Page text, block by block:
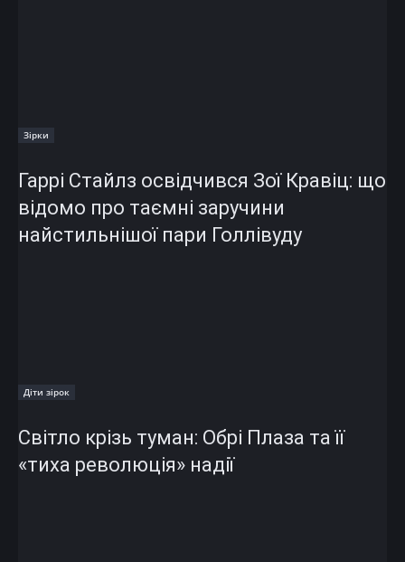
Зірки
Гаррі Стайлз освідчився Зої Кравіц: що
відомо про таємні заручини
найстильнішої пари Голлівуду
Діти зірок
Світло крізь туман: Обрі Плаза та її
«тиха революція» надії